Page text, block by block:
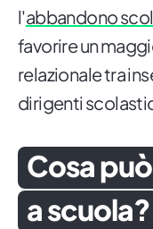
l'abbandono
favorire un
relazionale tra
dirigenti
Cosa
a scuola?